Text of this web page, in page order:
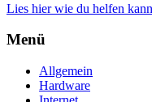
Lies hier wie du helfen
Menü
Allgemein
Hardware